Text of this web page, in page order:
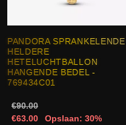
PANDORA SPRANKELENDE
HELDERE
HETELUCHTBALLON
HANGENDE BEDEL -
769434C01
€90.00
€63.00
Opslaan: 30%